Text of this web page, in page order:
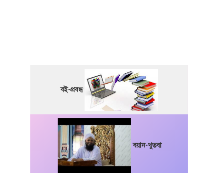
বই-প্রবন্ধ
বয়ান-খুতবা